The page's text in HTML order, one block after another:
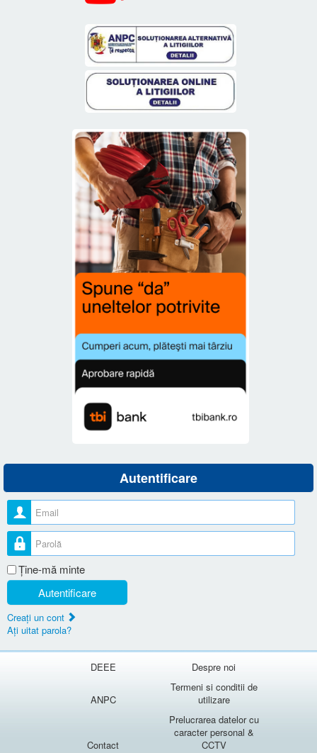
Autentificare
Nume utilizator
Parolă
Ţine-mă minte
Autentificare
Creaţi un cont
Aţi uitat parola?
DEEE Despre noi
ANPC
Termeni si conditii de
utilizare
Contact
Prelucrarea datelor cu
caracter personal &
CCTV